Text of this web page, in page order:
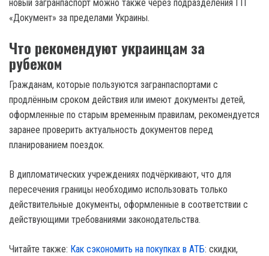
новый загранпаспорт можно также через подразделения ГП
«Документ» за пределами Украины.
Что рекомендуют украинцам за
рубежом
Гражданам, которые пользуются загранпаспортами с
продлённым сроком действия или имеют документы детей,
оформленные по старым временным правилам, рекомендуется
заранее проверить актуальность документов перед
планированием поездок.
В дипломатических учреждениях подчёркивают, что для
пересечения границы необходимо использовать только
действительные документы, оформленные в соответствии с
действующими требованиями законодательства.
Читайте также: Как сэкономить на покупках в АТБ: скидки,